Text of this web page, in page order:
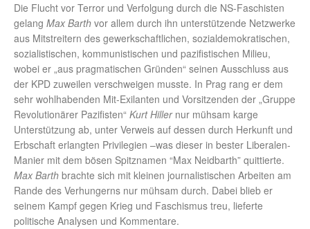
Die Flucht vor Terror und Verfolgung durch die NS-Faschisten
gelang Max Barth vor allem durch ihn unterstützende Netzwerke
aus Mitstreitern des gewerkschaftlichen, sozialdemokratischen,
sozialistischen, kommunistischen und pazifistischen Milieu,
wobei er „aus pragmatischen Gründen“ seinen Ausschluss aus
der KPD zuweilen verschweigen musste. In Prag rang er dem
sehr wohlhabenden Mit-Exilanten und Vorsitzenden der „Gruppe
Revolutionärer Pazifisten“ Kurt Hillernur mühsam karge
Unterstützung ab, unter Verweis auf dessen durch Herkunft und
Erbschaft erlangten Privilegien –was dieser in bester Liberalen-
Manier mit dem bösen Spitznamen “Max Neidbarth” quittierte.
Max Barth brachte sich mit kleinen journalistischen Arbeiten am
Rande des Verhungerns nur mühsam durch. Dabei blieb er
seinem Kampf gegen Krieg und Faschismus treu, lieferte
politische Analysen und Kommentare.